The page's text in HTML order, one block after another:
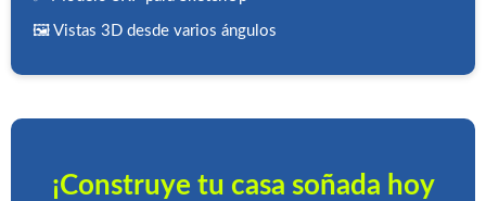
🖼️ Vistas 3D desde varios ángulos
¡Construye tu casa soñada hoy